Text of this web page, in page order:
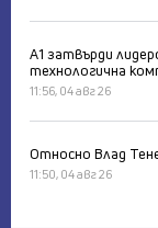
А1 затвърди
технологична
11:56, 04 авг 26
Относно Влад
11:50, 04 авг 26